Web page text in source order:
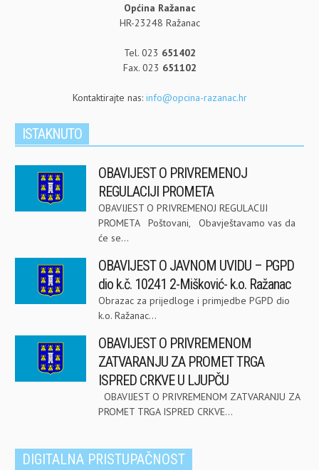
Općina Ražanac
HR-23248 Ražanac
Tel. 023 651402
Fax. 023 651102
Kontaktirajte nas: info@opcina-razanac.hr
ISTAKNUTO
OBAVIJEST O PRIVREMENOJ
REGULACIJI PROMETA
OBAVIJEST O PRIVREMENOJ REGULACIJI
PROMETA Poštovani, Obavještavamo vas da
će se...
OBAVIJEST O JAVNOM UVIDU – PGPD
dio k.č. 10241 2-Mišković- k.o. Ražanac
Obrazac za prijedloge i primjedbe PGPD dio
k.o. Ražanac...
OBAVIJEST O PRIVREMENOM
ZATVARANJU ZA PROMET TRGA
ISPRED CRKVE U LJUPČU
OBAVIJEST O PRIVREMENOM ZATVARANJU ZA
PROMET TRGA ISPRED CRKVE...
DIGITALNA PRISTUPAČNOST